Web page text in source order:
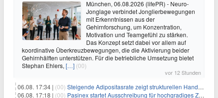
München, 06.08.2026 (lifePR) - Neuro-
Jonglage verbindet Jonglierbewegungen
mit Erkenntnissen aus der
Gehirnforschung, um Konzentration,
Motivation und Teamgefühl zu stärken.
Das Konzept setzt dabei vor allem auf
koordinative Überkreuzbewegungen, die die Aktivierung beider
Gehirnhälften unterstützen. Für die betriebliche Umsetzung bietet
Stephan Ehlers, […] (00)
vor 12 Stunden
06.08. 17:34 | (00) Steigende Adipositasrate zeigt strukturellen Handlungsbedarf bei der Ernährung schulpflichtiger Kinder
06.08. 17:18 | (00) Pasinex startet Ausschreibung für hochgradiges Zinksulfidkonzentrat mit Germanium- und Silbergehalten und stellt ein Betriebsupdate bereit